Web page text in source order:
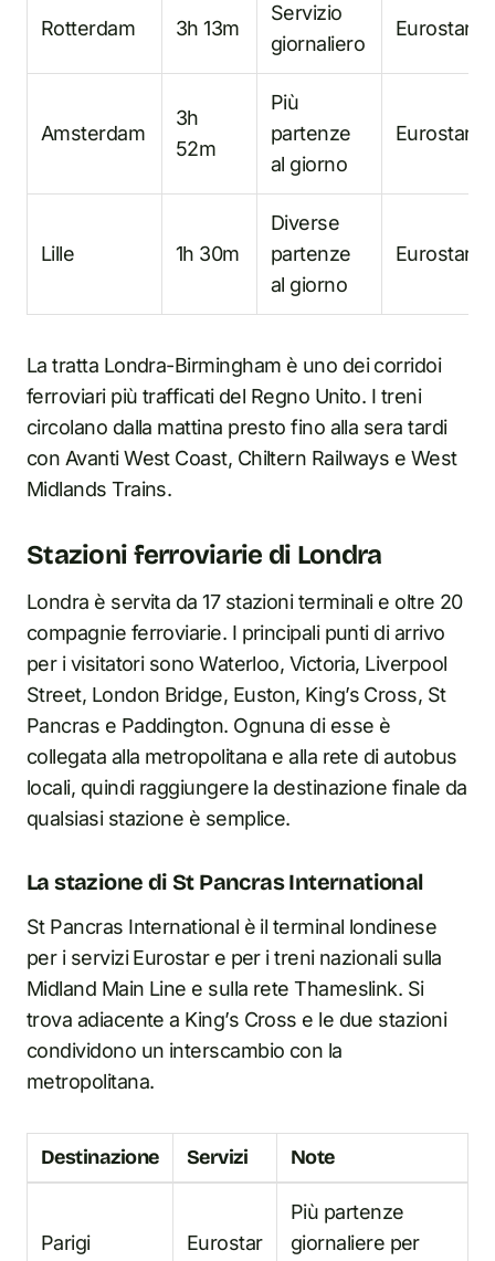
Rotterdam 3h 13m
Servizio
giornaliero
Eurostar
Amsterdam
3h
52m
Più
partenze
al giorno
Eurostar
Lille 1h 30m
Diverse
partenze
al giorno
Eurostar
La tratta Londra-Birmingham è uno dei corridoi
ferroviari più trafficati del Regno Unito. I treni
circolano dalla mattina presto fino alla sera tardi
con Avanti West Coast, Chiltern Railways e West
Midlands Trains.
Stazioni ferroviarie di Londra
Londra è servita da 17 stazioni terminali e oltre 20
compagnie ferroviarie. I principali punti di arrivo
per i visitatori sono Waterloo, Victoria, Liverpool
Street, London Bridge, Euston, King’s Cross, St
Pancras e Paddington. Ognuna di esse è
collegata alla metropolitana e alla rete di autobus
locali, quindi raggiungere la destinazione finale da
qualsiasi stazione è semplice.
La stazione di St Pancras International
St Pancras International è il terminal londinese
per i servizi Eurostar e per i treni nazionali sulla
Midland Main Line e sulla rete Thameslink. Si
trova adiacente a King’s Cross e le due stazioni
condividono un interscambio con la
metropolitana.
Destinazione Servizi Note
Parigi Eurostar
Più partenze
giornaliere per